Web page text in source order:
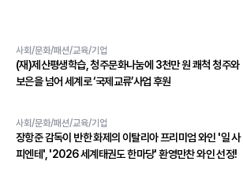
사회/문화/패션/교육/기업
(재)제산평생학습, 청주문화나눔에 3천만 원 쾌척 청주와
보은을 넘어 세계로 ‘국제교류’사업 후원
사회/문화/패션/교육/기업
장항준 감독이 반한 화제의 이탈리아 프리미엄 와인 '일 사
피엔테', '2026 세계태권도 한마당' 환영만찬 와인 선정!